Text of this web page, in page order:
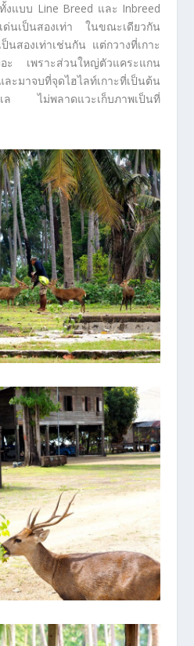
งแบบ Line Breed และ Inbreed
นเป็นสองเท่า ในขณะเดียวกัน
สองเท่าเช่นกัน แต่กวางที่เกาะ
อะ เพราะส่วนใหญ่ตัวแคระแกน
าจบที่จุดไฮไลท์เกาะที่เป็นต้น
เล ไม่พลาดแวะเก็บภาพเป็นที่